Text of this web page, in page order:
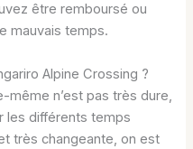
être remboursé ou
mauvais temps.
Alpine Crossing ?
même n’est pas très dure,
les différents temps
très changeante, on est